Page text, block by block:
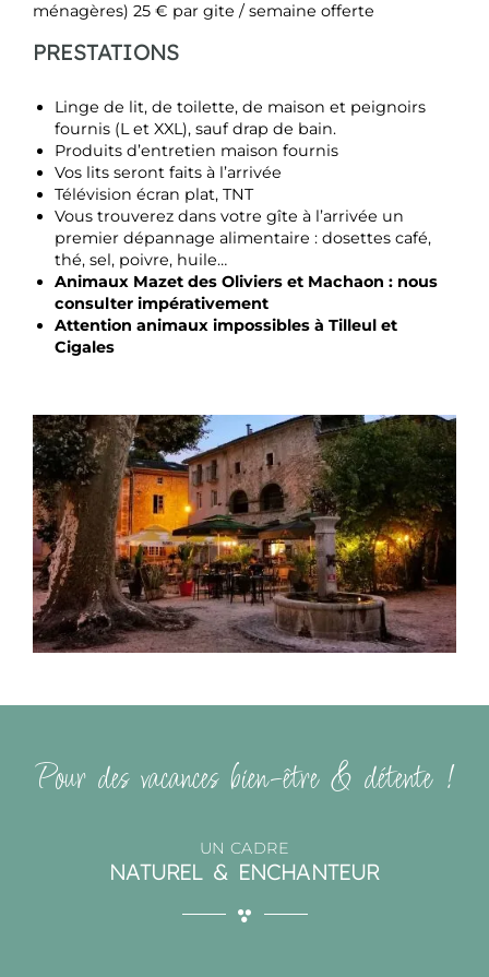
ménagères) 25 € par gite / semaine offerte
PRESTATIONS
Linge de lit, de toilette, de maison et peignoirs
fournis (L et XXL), sauf drap de bain.
Produits d’entretien maison fournis
Vos lits seront faits à l’arrivée
Télévision écran plat, TNT
Vous trouverez dans votre gîte à l’arrivée un
premier dépannage alimentaire : dosettes café,
thé, sel, poivre, huile…
Animaux Mazet des Oliviers et Machaon : nous
consulter impérativement
Attention animaux impossibles à Tilleul et
Cigales
Pour des vacances bien-être & détente !
UN CADRE
NATUREL & ENCHANTEUR